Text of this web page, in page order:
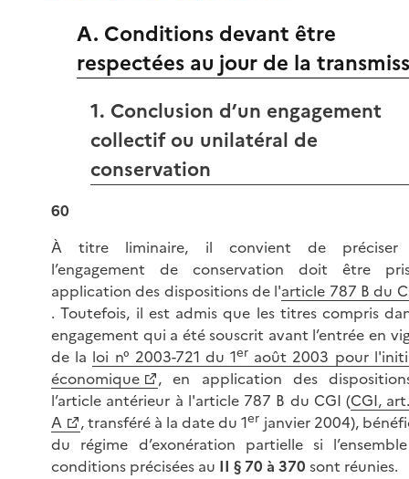
A. Conditions devant être
respectées au jour de la
1. Conclusion d’un engagement
collectif ou unilatéral de
conservation
60
À titre liminaire, il convient de préciser
l’engagement de conservation doit être
application des dispositions de l'article 787 B du
. Toutefois, il est admis que les titres compris
engagement qui a été souscrit avant l’entrée en
de la loi n° 2003-721 du 1er août 2003 pour
économique
, en application des
l’article antérieur à l'article 787 B du CGI (CGI,
A
, transféré à la date du 1er janvier 2004),
du régime d’exonération partielle si
conditions précisées au II § 70 à 370 sont réunies.